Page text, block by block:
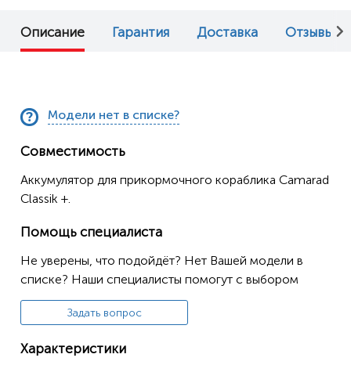
Описание Гарантия Доставка Отзывы (0)
Модели нет в списке?
Совместимость
Аккумулятор для прикормочного кораблика Camarad
Classik +.
Помощь специалиста
Не уверены, что подойдёт? Нет Вашей модели в
списке? Наши специалисты помогут с выбором
Задать вопрос
Характеристики